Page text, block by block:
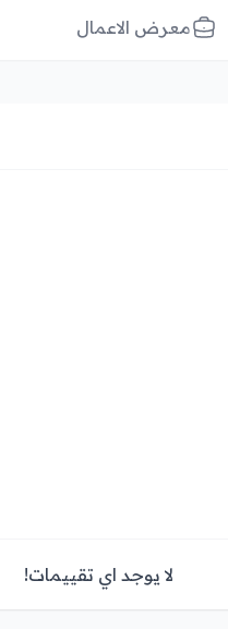
معرض الاعمال
لا يوجد اي تقييمات!